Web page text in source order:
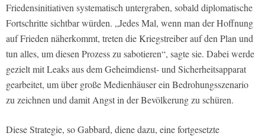
Friedensinitiativen systematisch untergraben, sobald diplomatische
Fortschritte sichtbar würden. „Jedes Mal, wenn man der Hoffnung
auf Frieden näherkommt, treten die Kriegstreiber auf den Plan und
tun alles, um diesen Prozess zu sabotieren“, sagte sie. Dabei werde
gezielt mit Leaks aus dem Geheimdienst- und Sicherheitsapparat
gearbeitet, um über große Medienhäuser ein Bedrohungsszenario
zu zeichnen und damit Angst in der Bevölkerung zu schüren.
Diese Strategie, so Gabbard, diene dazu, eine fortgesetzte